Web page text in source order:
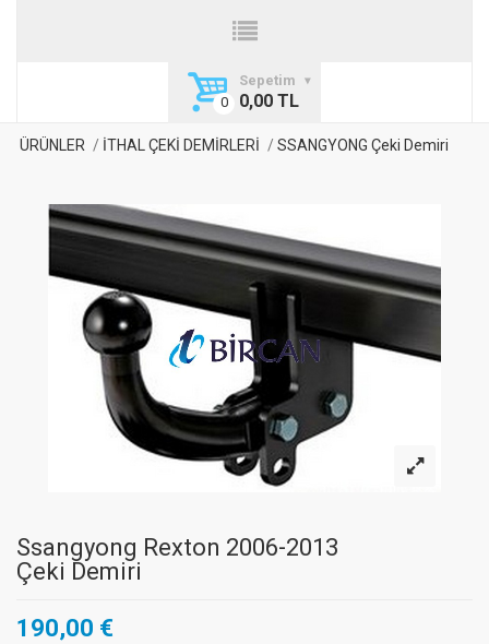
Sepetim
0,00 TL
ÜRÜNLER İTHAL ÇEKİ DEMİRLERİ SSANGYONG Çeki Demiri
Ssangyong Rexton 2006-2013
Çeki Demiri
190,00 €